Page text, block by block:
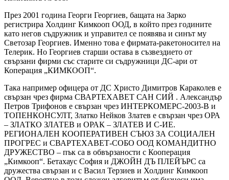
През 2001 година Георги Георгиев, бащата на Зарко
регистрира Холдинг Кимкооп ООД, в който през годините
като негов съдружник и управител се появява и синът му
Светозар Георгиев. Именно това е фирмата-ракетоносител на
Телерик. Но Георгиев старши остава в съзвездието от
свързани фирми със старите си съдружници ДС-ари от
Коперация „КИМКООП“.
Така например офицера от ДС Христо Димитров Караколев е
свързан чрез фирма СВАРТЕХАВЕТ САН СИЙ . Александър
Петров Трифонов е свързан чрез ИНТЕРКОМЕРС-2003-В и
ТОПЕНКОНСУЛТ, Златко Нейков Златев е свързан чрез ОРА
– ЗЛАТКО ЗЛАТЕВ и ОРАК – ЗЛАТЕВ И С-ИЕ.
РЕГИОНАЛЕН КООПЕРАТИВЕН СЪЮЗ ЗА СОЦИАЛЕН
ПРОГРЕС и СВАРТЕХАВЕТ-СОБО ООД КОМАНДИТНО
ДРУЖЕСТВО – пък са в обвързаности с Кооперация
„Кимкооп“. Бетахаус София и ДЖОЙН ДЪ ПЛЕЙЪРС са
дружества свързан и с Васил Терзиев и Холдинг Кимкооп